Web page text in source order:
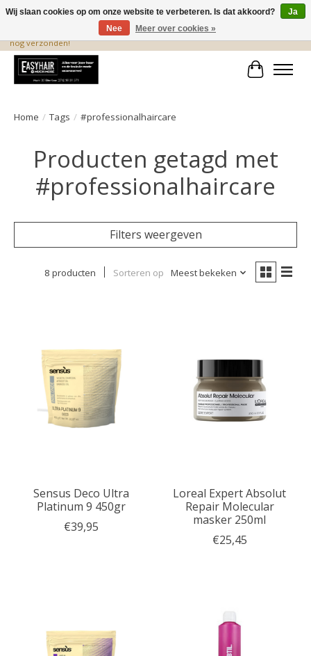
De beste produkten staan hier! Voor 15.00 uur besteld, wordt dezelfde dag
nog verzonden!
Home / Tags / #professionalhaircare
Producten getagd met
#professionalhaircare
Filters weergeven
8 producten Sorteren op Meest bekeken
Sensus Deco Ultra
Platinum 9 450gr
€39,95
Loreal Expert Absolut
Repair Molecular
masker 250ml
€25,45
Wij slaan cookies op om onze website te verbeteren. Is dat akkoord?
Ja
Nee
Meer over cookies »